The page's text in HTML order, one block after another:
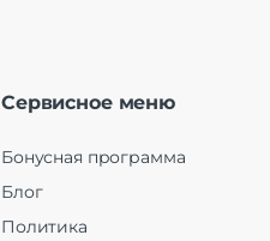
Сервисное меню
Бонусная программа
Блог
Политика